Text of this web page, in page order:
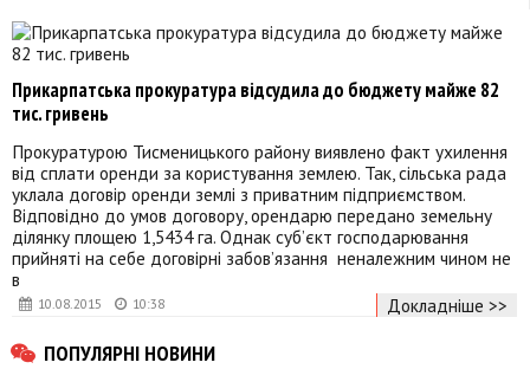
10.08.2015 10:38
Прикарпатська прокуратура відсудила до бюджету майже 82
тис. гривень
Прокуратурою Тисменицького району виявлено факт ухилення
від сплати оренди за користування землею. Так, сільська рада
уклала договір оренди землі з приватним підприємством.
Відповідно до умов договору, орендарю передано земельну
ділянку площею 1,5434 га. Однак суб’єкт господарювання
прийняті на себе договірні забов’язання неналежним чином не
в
Докладніше >>
ПОПУЛЯРНІ НОВИНИ